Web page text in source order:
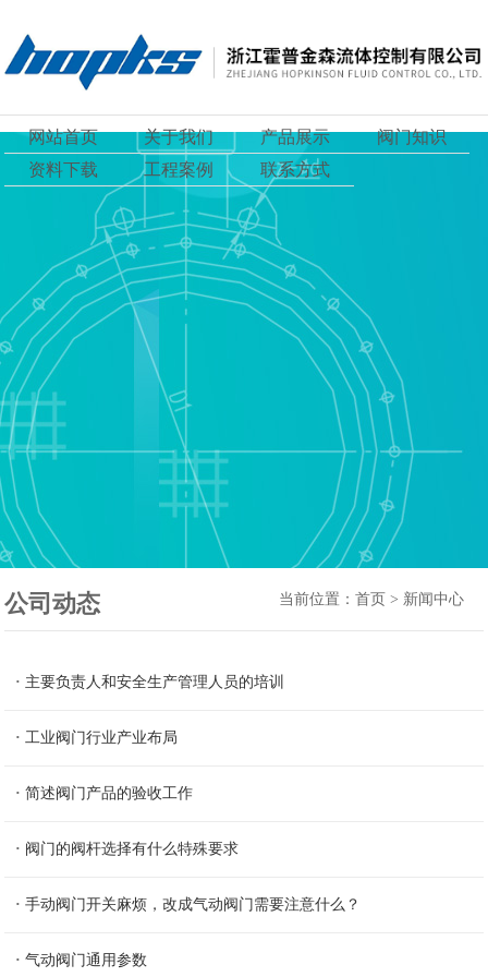
网站首页 关于我们 产品展示
阀门知识
资料下载
工程案例 联系方式
公司动态 当前位置： 首页 > 新闻中心
· 主要负责人和安全生产管理人员的培训
·工业阀门行业产业布局
·简述阀门产品的验收工作
· 阀门的阀杆选择有什么特殊要求
·手动阀门开关麻烦，改成气动阀门需要注意什么？
·气动阀门通用参数